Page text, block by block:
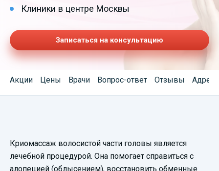
Клиники в центре Москвы
Записаться на консультацию
Акции Цены Врачи Вопрос-ответ Отзывы
Смотреть
видеопрезентацию
Криомассаж волосистой части головы является
лечебной процедурой. Она помогает справиться с
алопецией (облысением), восстановить обменные